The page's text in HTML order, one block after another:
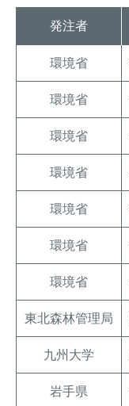
発注者
環境省
環境省
環境省
環境省
環境省
環境省
環境省
東北森林管理局
九州大学
岩手県